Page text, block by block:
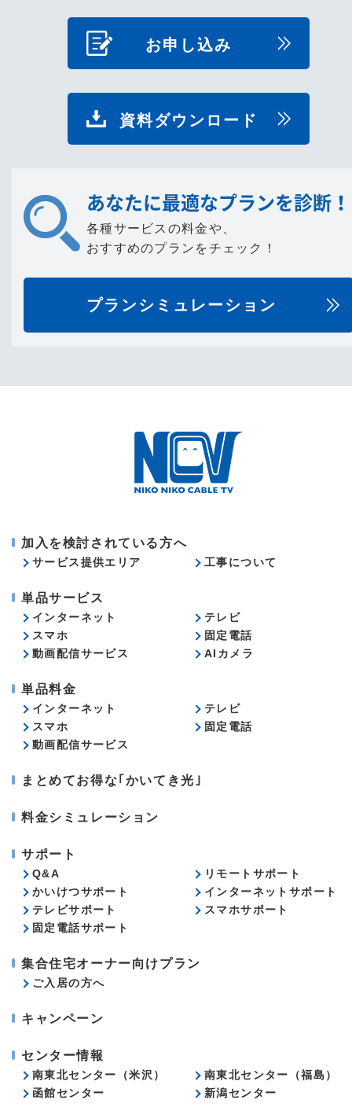
お申し込み
資料ダウンロード
あなたに最適なプランを診断！
各種サービスの料金や、
おすすめのプランをチェック！
プランシミュレーション
加入を検討されている方へ
サービス提供エリア 工事について
単品サービス
インターネット
テレビ
スマホ
固定電話
動画配信サービス
AIカメラ
単品料金
インターネット
テレビ
スマホ
固定電話
動画配信サービス
まとめてお得な｢かいてき光｣
料金シミュレーション
サポート
Q&A
リモートサポート
かいけつサポート
インターネットサポート
テレビサポート
スマホサポート
固定電話サポート
集合住宅オーナー向けプラン
ご入居の方へ
キャンペーン
センター情報
南東北センター（米沢）
南東北センター（福島）
函館センター
新潟センター